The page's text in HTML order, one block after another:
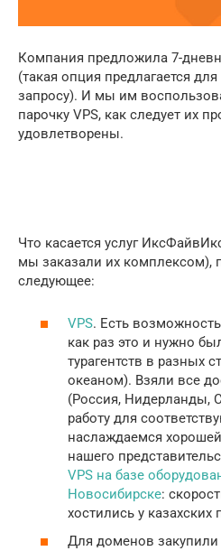
Компания предложила 7-
(такая опция предлагается
запросу). И мы им
парочку VPS, как следует их
удовлетворены.
Что касается услуг
мы заказали их комплексом),
следующее:
VPS. Есть
как раз это и нужно
турагентств в разных
океаном). Взяли все
(Россия, Нидерланды,
работу для
наслаждаемся
нашего
VPS на базе
Новосибирске:
хостились у казахских
Для доменов закупили